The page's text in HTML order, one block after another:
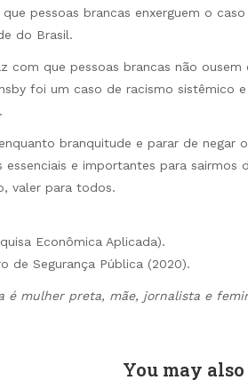
pessoas brancas enxerguem o
do Brasil.
com que pessoas brancas não
foi um caso de racismo sistêmico
branquitude e parar de negar
essenciais e importantes para sairmos
valer para todos.
Econômica Aplicada).
de Segurança Pública (2020).
é mulher preta, mãe, jornalista e
You may